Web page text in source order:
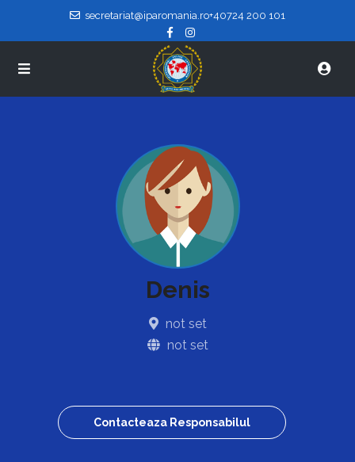
secretariat@iparomania.ro+40724 200 101
Denis
not set
not set
Contacteaza Responsabilul